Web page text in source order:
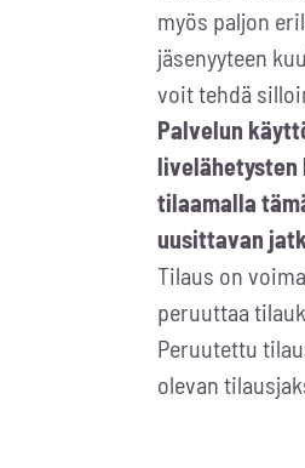
myös paljon
jäsenyyteen
voit tehdä
Palvelun
livelähetysten
tilaamalla
uusittavan
Tilaus on
peruuttaa
Peruutettu
olevan